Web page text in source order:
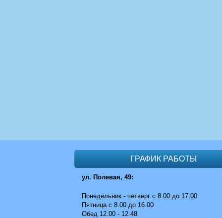
ГРАФИК РАБОТЫ
ул. Полевая, 49:
Понедельник - четверг с 8.00 до 17.00
Пятница с 8.00 до 16.00
Обед 12.00 - 12.48